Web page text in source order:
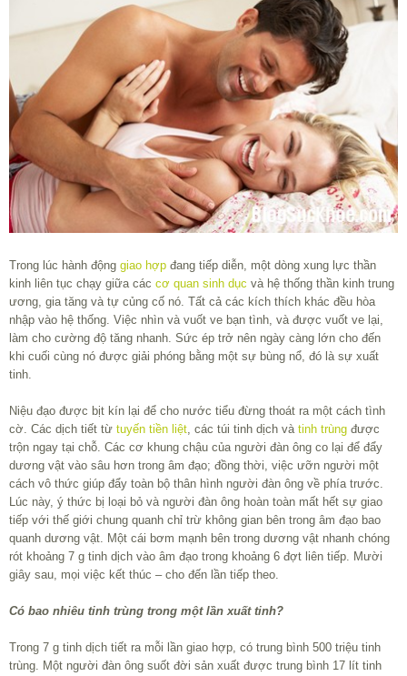
Trong lúc hành động giao hợp đang tiếp diễn, một dòng xung lực thần
kinh liên tục chạy giữa các cơ quan sinh dục và hệ thống thần kinh trung
ương, gia tăng và tự củng cố nó. Tất cả các kích thích khác đều hòa
nhập vào hệ thống. Việc nhìn và vuốt ve bạn tình, và được vuốt ve lại,
làm cho cường độ tăng nhanh. Sức ép trở nên ngày càng lớn cho đến
khi cuối cùng nó được giải phóng bằng một sự bùng nổ, đó là sự xuất
tinh.
Niệu đạo được bịt kín lại để cho nước tiểu đừng thoát ra một cách tình
cờ. Các dịch tiết từ tuyến tiền liệt, các túi tinh dịch và tinh trùng được
trộn ngay tại chỗ. Các cơ khung chậu của người đàn ông co lại để đẩy
dương vật vào sâu hơn trong âm đạo; đồng thời, việc ưỡn người một
cách vô thức giúp đẩy toàn bộ thân hình người đàn ông về phía trước.
Lúc này, ý thức bị loại bỏ và người đàn ông hoàn toàn mất hết sự giao
tiếp với thế giới chung quanh chỉ trừ không gian bên trong âm đạo bao
quanh dương vật. Một cái bơm mạnh bên trong dương vật nhanh chóng
rót khoảng 7 g tinh dịch vào âm đạo trong khoảng 6 đợt liên tiếp. Mười
giây sau, mọi việc kết thúc – cho đến lần tiếp theo.
Có bao nhiêu tinh trùng trong một lần xuất tinh?
Trong 7 g tinh dịch tiết ra mỗi lần giao hợp, có trung bình 500 triệu tinh
trùng. Một người đàn ông suốt đời sản xuất được trung bình 17 lít tinh